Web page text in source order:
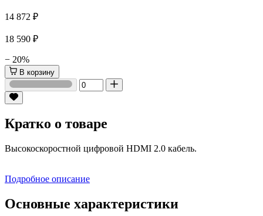
14 872 ₽
18 590 ₽
− 20%
В корзину
Кратко о товаре
Высокоскоростной цифровой HDMI 2.0 кабель.
Подробное описание
Основные характеристики